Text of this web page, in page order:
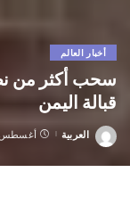
أخبار العالم
سحب أكثر من
قبالة اليمن
Posted
العربية أغسطس 2, 2023